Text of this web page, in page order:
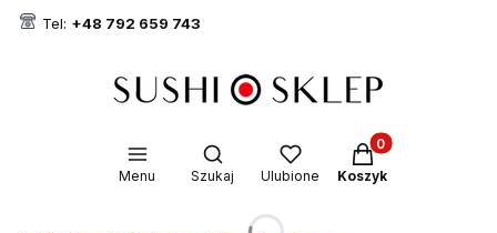
Tel: +48 792 659 743
Menu
Otwórz wyszukiwarkę
Szukaj Ulubione
Produkty w
Koszyk